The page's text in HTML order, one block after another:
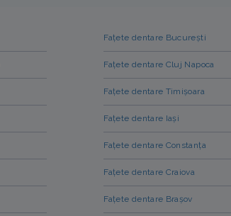
Fațete dentare București
Fațete dentare Cluj Napoca
Fațete dentare Timișoara
Fațete dentare Iași
Fațete dentare Constanța
Fațete dentare Craiova
Fațete dentare Brașov